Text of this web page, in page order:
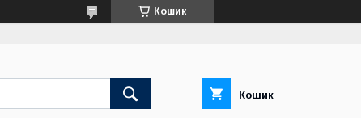
Кошик
Кошик